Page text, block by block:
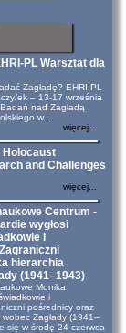
PL Warsztat dla
Zagładę? EHRI-PL
ek – 13-17 września
nad Zagładą
w...
więcej...
Holocaust
and Challenges
więcej...
Centrum -
wygłosi
i
hierarchia
(1941–1943)
Monika
i
pośrednicy oraz
Zagłady (1941–
w środę 24 czerwca